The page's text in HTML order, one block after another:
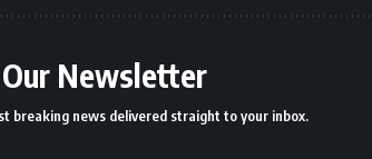
Our Newsletter
breaking news delivered straight to your inbox.